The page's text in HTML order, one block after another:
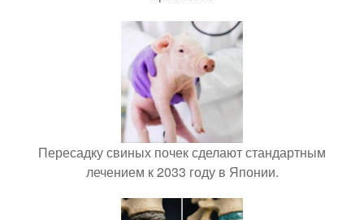
Пересадку свиных почек сделают стандартным
лечением к 2033 году в Японии.